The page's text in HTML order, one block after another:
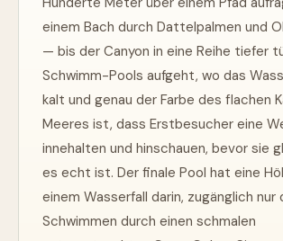
einem Bach durch Dattelpalmen und
— bis der Canyon in eine Reihe tiefer
Schwimm-Pools aufgeht, wo das
kalt und genau der Farbe des flachen
Meeres ist, dass Erstbesucher eine
innehalten und hinschauen, bevor sie
es echt ist. Der finale Pool hat eine
einem Wasserfall darin, zugänglich nur
Schwimmen durch einen schmalen